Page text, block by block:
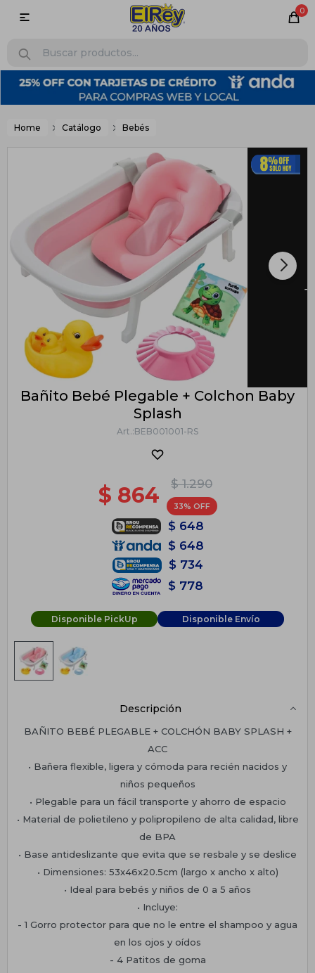
0

Home Catálogo Bebés
Bañito Bebé Plegable + Colchon Baby
Splash
BEB001001-RS
$ 1.290
$ 864 33
$ 648
$ 648
$ 734
$ 778
Disponible PickUp Disponible Envío
Descripción
BAÑITO BEBÉ PLEGABLE + COLCHÓN BABY SPLASH +
ACC
• Bañera flexible, ligera y cómoda para recién nacidos y
niños pequeños
• Plegable para un fácil transporte y ahorro de espacio
• Material de polietileno y polipropileno de alta calidad, libre
de BPA
• Base antideslizante que evita que se resbale y se deslice
• Dimensiones: 53x46x20.5cm (largo x ancho x alto)
• Ideal para bebés y niños de 0 a 5 años
• Incluye:
- 1 Gorro protector para que no le entre el shampoo y agua
en los ojos y oídos
- 4 Patitos de goma